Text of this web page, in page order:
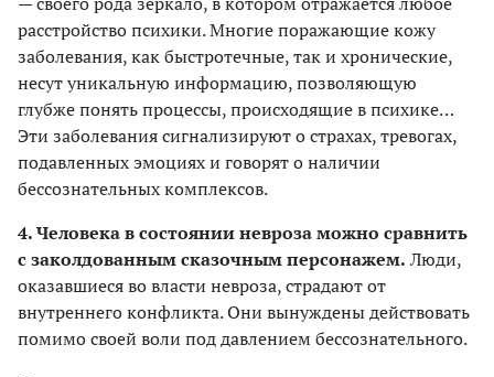
расстройство психики. Многие поражающие кожу
заболевания, как быстротечные, так и хронические,
несут уникальную информацию, позволяющую
глубже понять процессы, происходящие в психике…
Эти заболевания сигнализируют о страхах, тревогах,
подавленных эмоциях и говорят о наличии
бессознательных комплексов.
4. Человека в состоянии невроза можно сравнить
с заколдованным сказочным персонажем. Люди,
оказавшиеся во власти невроза, страдают от
внутреннего конфликта. Они вынуждены действовать
помимо своей воли под давлением бессознательного.